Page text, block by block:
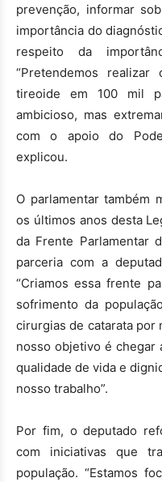
prevenção, informar
importância do
respeito da
“Pretendemos
tireoide em 100 mil
ambicioso, mas
com o apoio do
explicou.
O parlamentar também
os últimos anos desta
da Frente Parlamentar
parceria com a
“Criamos essa frente
sofrimento da
cirurgias de catarata por
nosso objetivo é chegar
qualidade de vida e
nosso trabalho”.
Por fim, o deputado
com iniciativas que
população. “Estamos